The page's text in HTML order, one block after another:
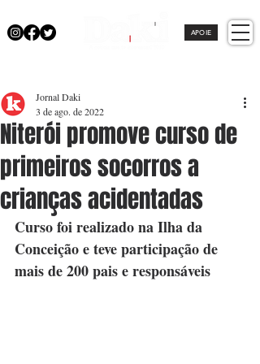
APOIE
Niterói promove curso de
primeiros socorros a
crianças acidentadas
Jornal Daki
3 de ago. de 2022
Curso foi realizado na Ilha da
Conceição e teve participação de
mais de 200 pais e responsáveis